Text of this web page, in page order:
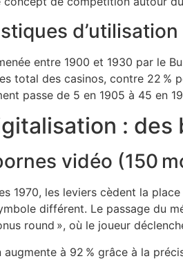
entre 1900 et 1930 par le
total des casinos, contre 22 %
passe de 5 en 1905 à 45 en
:
vidéo (150
1970, les leviers cèdent la
différent. Le passage du
round », où le joueur
augmente à 92 % grâce à la